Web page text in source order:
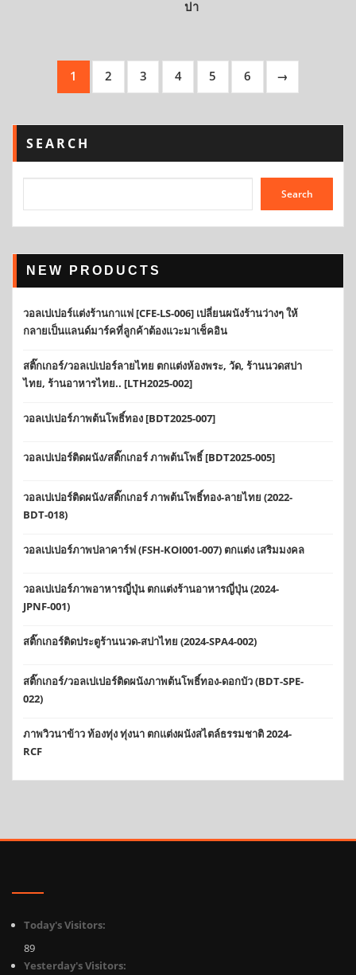
ปา
1 2 3 4 5 6 →
SEARCH
Search
NEW PRODUCTS
วอลเปเปอร์แต่งร้านกาแฟ [CFE-LS-006] เปลี่ยนผนังร้านว่างๆ ให้
กลายเป็นแลนด์มาร์คที่ลูกค้าต้องแวะมาเช็คอิน
สติ๊กเกอร์/วอลเปเปอร์ลายไทย ตกแต่งห้องพระ, วัด, ร้านนวดสปา
ไทย, ร้านอาหารไทย.. [LTH2025-002]
วอลเปเปอร์ภาพต้นโพธิ์ทอง [BDT2025-007]
วอลเปเปอร์ติดผนัง/สติ๊กเกอร์ ภาพต้นโพธิ์ [BDT2025-005]
วอลเปเปอร์ติดผนัง/สติ๊กเกอร์ ภาพต้นโพธิ์ทอง-ลายไทย (2022-
BDT-018)
วอลเปเปอร์ภาพปลาคาร์ฟ (FSH-KOI001-007) ตกแต่ง เสริมมงคล
วอลเปเปอร์ภาพอาหารญี่ปุ่น ตกแต่งร้านอาหารญี่ปุ่น (2024-
JPNF-001)
สติ๊กเกอร์ติดประตูร้านนวด-สปาไทย (2024-SPA4-002)
สติ๊กเกอร์/วอลเปเปอร์ติดผนังภาพต้นโพธิ์ทอง-ดอกบัว (BDT-SPE-
022)
ภาพวิวนาข้าว ท้องทุ่ง ทุ่งนา ตกแต่งผนังสไตล์ธรรมชาติ 2024-
RCF
Today's Visitors:
89
Yesterday's Visitors: